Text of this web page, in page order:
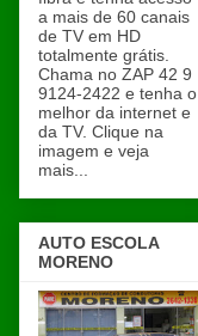
a mais de 60 canais
de TV em HD
totalmente grátis.
Chama no ZAP 42 9
9124-2422 e tenha o
melhor da internet e
da TV. Clique na
imagem e veja
mais...
AUTO ESCOLA
MORENO